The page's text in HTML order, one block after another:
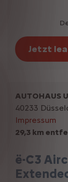
Jetzt
29,3 km
ë-C3
AUTOHAUS
40233
Impressum